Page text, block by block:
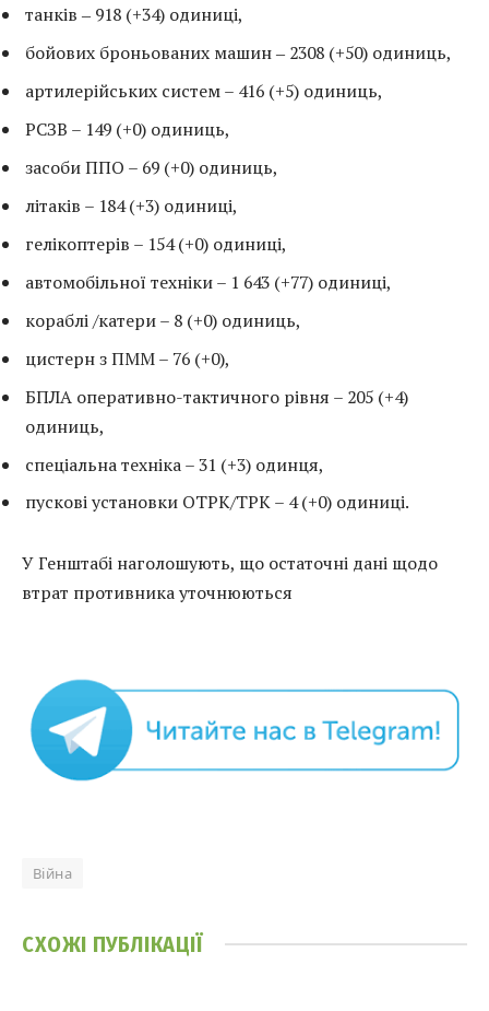
танків ‒ 918 (+34) одиниці,
бойових броньованих машин ‒ 2308 (+50) одиниць,
артилерійських систем – 416 (+5) одиниць,
РСЗВ – 149 (+0) одиниць,
засоби ППО – 69 (+0) одиниць,
літаків – 184 (+3) одиниці,
гелікоптерів – 154 (+0) одиниці,
автомобільної техніки – 1 643 (+77) одиниці,
кораблі /катери – 8 (+0) одиниць,
цистерн з ПММ – 76 (+0),
БПЛА оперативно-тактичного рівня – 205 (+4)
одиниць,
спеціальна техніка – 31 (+3) одинця,
пускові установки ОТРК/ТРК – 4 (+0) одиниці.
У Генштабі наголошують, що остаточні дані щодо
втрат противника уточнюються
Війна
СХОЖІ ПУБЛІКАЦІЇ